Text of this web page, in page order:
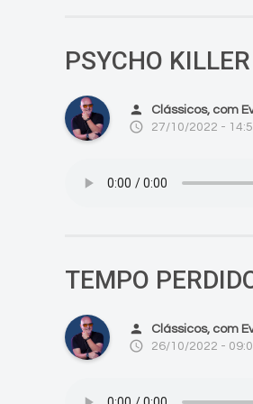
PSYCHO
person Clássicos, com
access_time 27/10/2022 -
TEMPO
person Clássicos, com
access_time 26/10/2022 -